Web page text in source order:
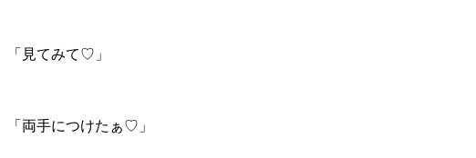
「見てみて♡」
「両手につけたぁ♡」